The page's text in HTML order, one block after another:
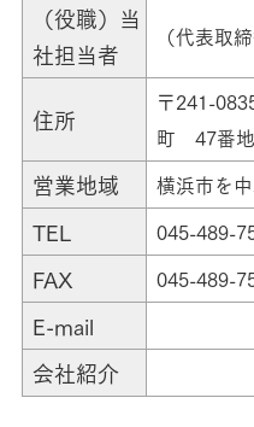
（役職）当
社担当者
（代表取
住所
〒241-
町 47番
営業地域 横浜市を
TEL 045-489-
FAX 045-489-
E-mail
会社紹介